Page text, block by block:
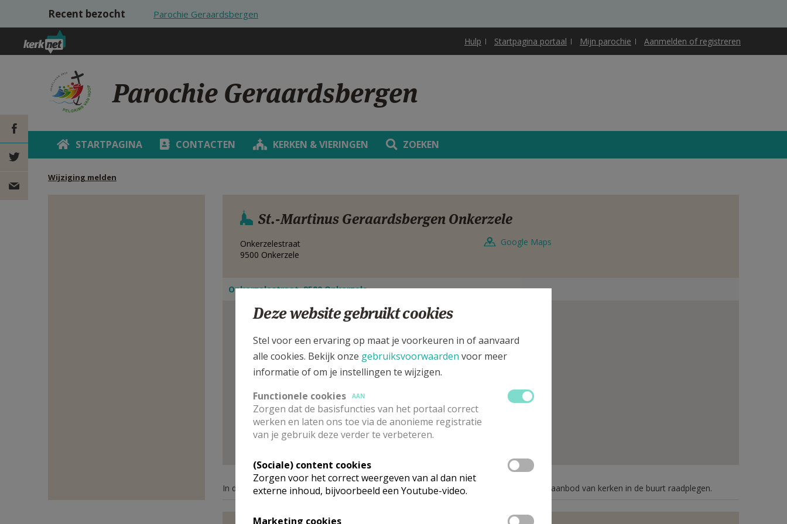
Overslaan en naar de inhoud gaan
Recent bezocht Parochie Geraardsbergen
Hulp Startpagina portaal Mijn parochie Aanmelden of registreren
Parochie Geraardsbergen
STARTPAGINA CONTACTEN KERKEN & VIERINGEN ZOEKEN
Wijziging melden
DEEL OP
FACEBOOK
DEEL OP
St.-Martinus Geraardsbergen Onkerzele
Onkerzelestraat
9500 Onkerzele
Google Maps
Onkerzelestraat, 9500 Onkerzele
In deze kerk vinden geen weekendvieringen plaats. Via de onderstaande lijst kan je het aanbod van kerken in de buurt raadplegen.
Deze website gebruikt cookies
Stel voor een ervaring op maat je voorkeuren in of aanvaard
alle cookies. Bekijk onze gebruiksvoorwaarden voor meer
informatie of om je instellingen te wijzigen.
Functionele cookies
AAN
Zorgen dat de basisfuncties van het portaal correct
werken en laten ons toe via de anonieme registratie
van je gebruik deze verder te verbeteren.
(Sociale) content cookies
Zorgen voor het correct weergeven van al dan niet
externe inhoud, bijvoorbeeld een Youtube-video.
Marketing cookies